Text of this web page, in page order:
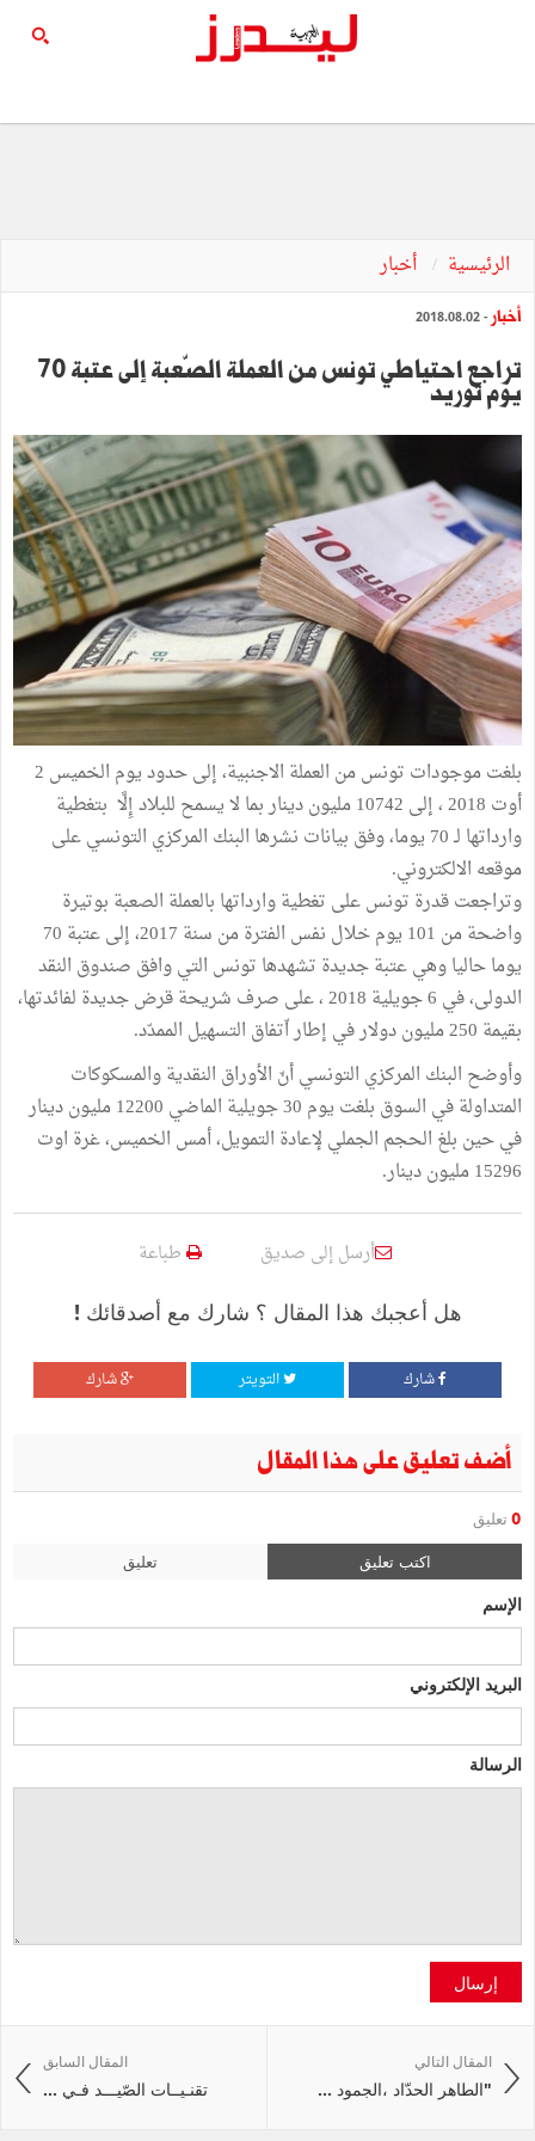
الرئيسية أخبار
أخبار - 2018.08.02
تراجع احتياطي تونس من العملة الصّعبة إلى عتبة 70
يوم توريد
بلغت موجودات تونس من العملة الاجنبية، إلى حدود يوم الخميس 2
أوت 2018 ، إلى 10742 مليون دينار بما لا يسمح للبلاد إِلَّا بتغطية
وارداتها لـ 70 يوما، وفق بيانات نشرها البنك المركزي التونسي على
موقعه الالكتروني.
وتراجعت قدرة تونس على تغطية وارداتها بالعملة الصعبة بوتيرة
واضحة من 101 يوم خلال نفس الفترة من سنة 2017، إلى عتبة 70
يوما حاليا وهي عتبة جديدة تشهدها تونس التي وافق صندوق النقد
الدولى، في 6 جويلية 2018 ، على صرف شريحة قرض جديدة لفائدتها،
بقيمة 250 مليون دولار في إطار اّتفاق التسهيل الممدّد.
وأوضح البنك المركزي التونسي أنّ الأوراق النقدية والمسكوكات
المتداولة في السوق بلغت يوم 30 جويلية الماضي 12200 مليون دينار
في حين بلغ الحجم الجملي لإعادة التمويل، أمس الخميس، غرة اوت
15296 مليون دينار.
أرسل إلى صديق طباعة
هل أعجبك هذا المقال ؟ شارك مع أصدقائك !
شارك التويتر شارك
أضف تعليق على هذا المقال
0 تعليق
اكتب تعليق تعليق
الإسم
البريد الإلكتروني
الرسالة
إرسال
المقال السابق
تقنـيــات الصّيـــد فـي ...
المقال التالي
"الطاهر الحدّاد ،الجمود ...